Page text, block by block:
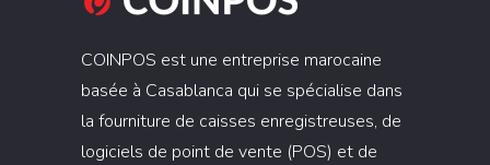
COINPOS est une entreprise marocaine
basée à Casablanca qui se spécialise dans
la fourniture de caisses enregistreuses, de
logiciels de point de vente (POS) et de